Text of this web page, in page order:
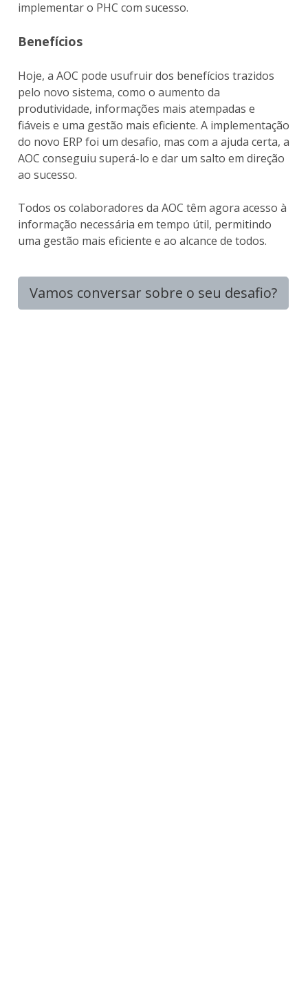
implementar o PHC com sucesso.
Benefícios
Hoje, a AOC pode usufruir dos benefícios trazidos
pelo novo sistema, como o aumento da
produtividade, informações mais atempadas e
fiáveis e uma gestão mais eficiente. A implementação
do novo ERP foi um desafio, mas com a ajuda certa, a
AOC conseguiu superá-lo e dar um salto em direção
ao sucesso.
Todos os colaboradores da AOC têm agora acesso à
informação necessária em tempo útil, permitindo
uma gestão mais eficiente e ao alcance de todos.
Vamos conversar sobre o seu desafio?